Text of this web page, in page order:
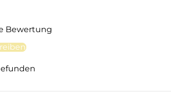
Bewertung